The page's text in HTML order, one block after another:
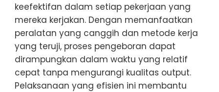
keefektifan dalam setiap pekerjaan yang
mereka kerjakan. Dengan memanfaatkan
peralatan yang canggih dan metode kerja
yang teruji, proses pengeboran dapat
dirampungkan dalam waktu yang relatif
cepat tanpa mengurangi kualitas output.
Pelaksanaan yang efisien ini membantu